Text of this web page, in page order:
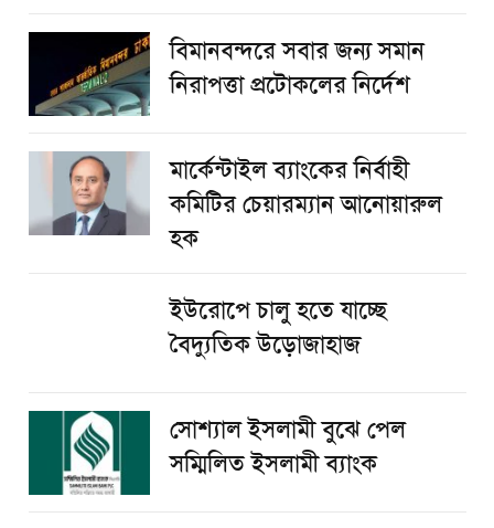
বিমানবন্দরে সবার জন্য সমান
নিরাপত্তা প্রটোকলের নির্দেশ
মার্কেন্টাইল ব্যাংকের নির্বাহী
কমিটির চেয়ারম্যান আনোয়ারুল
হক
ইউরোপে চালু হতে যাচ্ছে
বৈদ্যুতিক উড়োজাহাজ
সোশ্যাল ইসলামী বুঝে পেল
সম্মিলিত ইসলামী ব্যাংক